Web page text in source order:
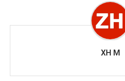
XH M